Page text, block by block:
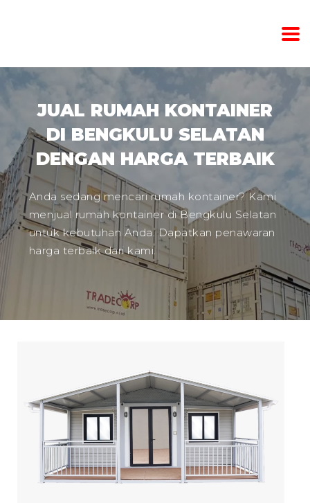
JUAL RUMAH KONTAINER
DI BENGKULU SELATAN
DENGAN HARGA TERBAIK
Anda sedang mencari rumah kontainer? Kami
menjual rumah kontainer di Bengkulu Selatan
untuk kebutuhan Anda. Dapatkan penawaran
harga terbaik dari kami.